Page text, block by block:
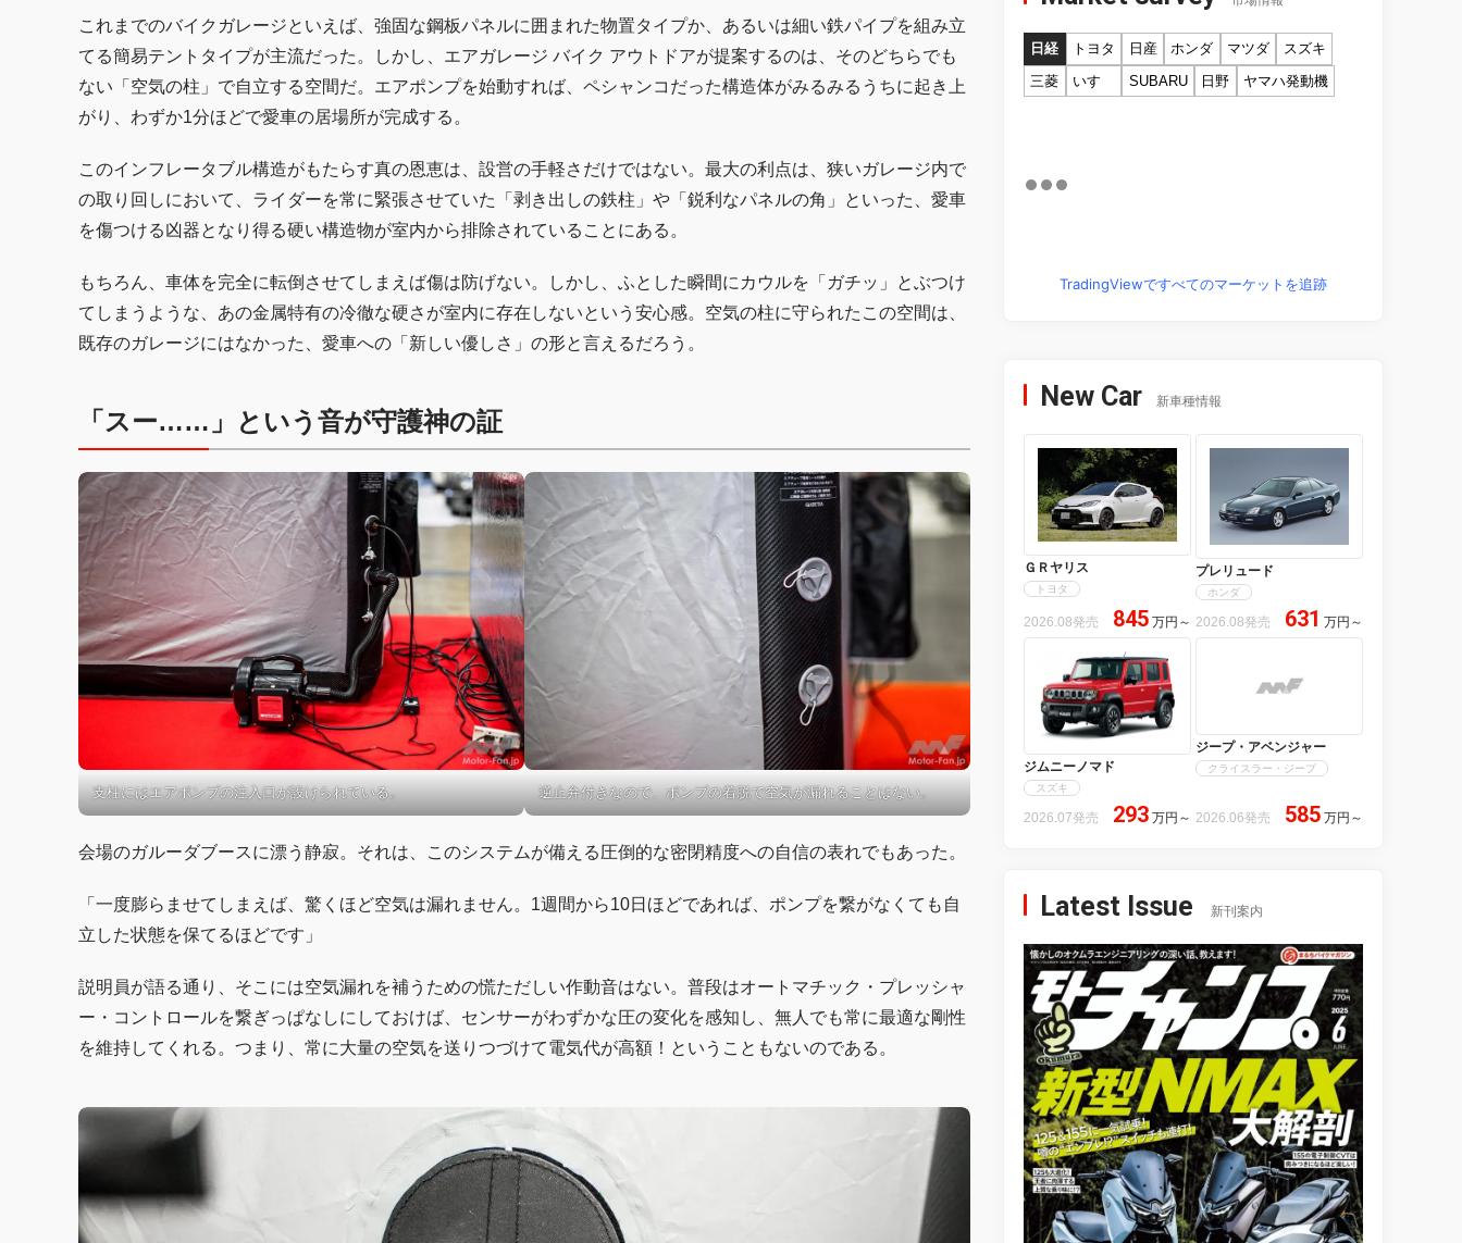
これまでのバイクガレージといえば、強固な鋼板パネルに囲まれた物置タイプか、あるいは細い鉄パイプを組み立
てる簡易テントタイプが主流だった。しかし、エアガレージ バイク アウトドアが提案するのは、そのどちらでも
ない「空気の柱」で自立する空間だ。エアポンプを始動すれば、ペシャンコだった構造体がみるみるうちに起き上
がり、わずか1分ほどで愛車の居場所が完成する。
このインフレータブル構造がもたらす真の恩恵は、設営の手軽さだけではない。最大の利点は、狭いガレージ内で
の取り回しにおいて、ライダーを常に緊張させていた「剥き出しの鉄柱」や「鋭利なパネルの角」といった、愛車
を傷つける凶器となり得る硬い構造物が室内から排除されていることにある。
もちろん、車体を完全に転倒させてしまえば傷は防げない。しかし、ふとした瞬間にカウルを「ガチッ」とぶつけ
てしまうような、あの金属特有の冷徹な硬さが室内に存在しないという安心感。空気の柱に守られたこの空間は、
既存のガレージにはなかった、愛車への「新しい優しさ」の形と言えるだろう。
「スー……」という音が守護神の証
支柱にはエアポンプの注入口が設けられている。 逆止弁付きなので、ポンプの着脱で空気が漏れることはない。
会場のガルーダブースに漂う静寂。それは、このシステムが備える圧倒的な密閉精度への自信の表れでもあった。
「一度膨らませてしまえば、驚くほど空気は漏れません。1週間から10日ほどであれば、ポンプを繋がなくても自
立した状態を保てるほどです」
説明員が語る通り、そこには空気漏れを補うための慌ただしい作動音はない。普段はオートマチック・プレッシャ
ー・コントロールを繋ぎっぱなしにしておけば、センサーがわずかな圧の変化を感知し、無人でも常に最適な剛性
を維持してくれる。つまり、常に大量の空気を送りつづけて電気代が高額！ということもないのである。
日経 トヨタ 日産 ホンダ マツダ
スズキ
三菱
いすゞ SUBARU 日野 ヤマハ発動機
TradingViewですべてのマーケットを追跡
New Car 新車種情報
ＧＲヤリス
トヨタ
2026.08発売 845 万円 ～
プレリュード
ホンダ
2026.08発売 631 万円 ～
ジムニーノマド
スズキ
2026.07発売 293 万円 ～
ジープ・アベンジャー
クライスラー・ジープ
2026.06発売 585 万円 ～
Latest Issue 新刊案内